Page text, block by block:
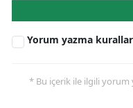
Yorum yazma
* Bu içerik ile ilgili yorum